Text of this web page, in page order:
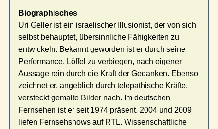
Biographisches
Uri Geller ist ein israelischer Illusionist, der von sich
selbst behauptet, übersinnliche Fähigkeiten zu
entwickeln. Bekannt geworden ist er durch seine
Performance, Löffel zu verbiegen, nach eigener
Aussage rein durch die Kraft der Gedanken. Ebenso
zeichnet er, angeblich durch telepathische Kräfte,
versteckt gemalte Bilder nach. Im deutschen
Fernsehen ist er seit 1974 präsent, 2004 und 2009
liefen Fernsehshows auf RTL. Wissenschaftliche